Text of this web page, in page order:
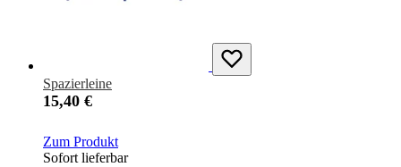
Spazierleine
15,40 €
Zum Produkt
Sofort lieferbar